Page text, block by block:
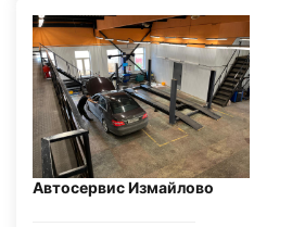
Автосервис Измайлово